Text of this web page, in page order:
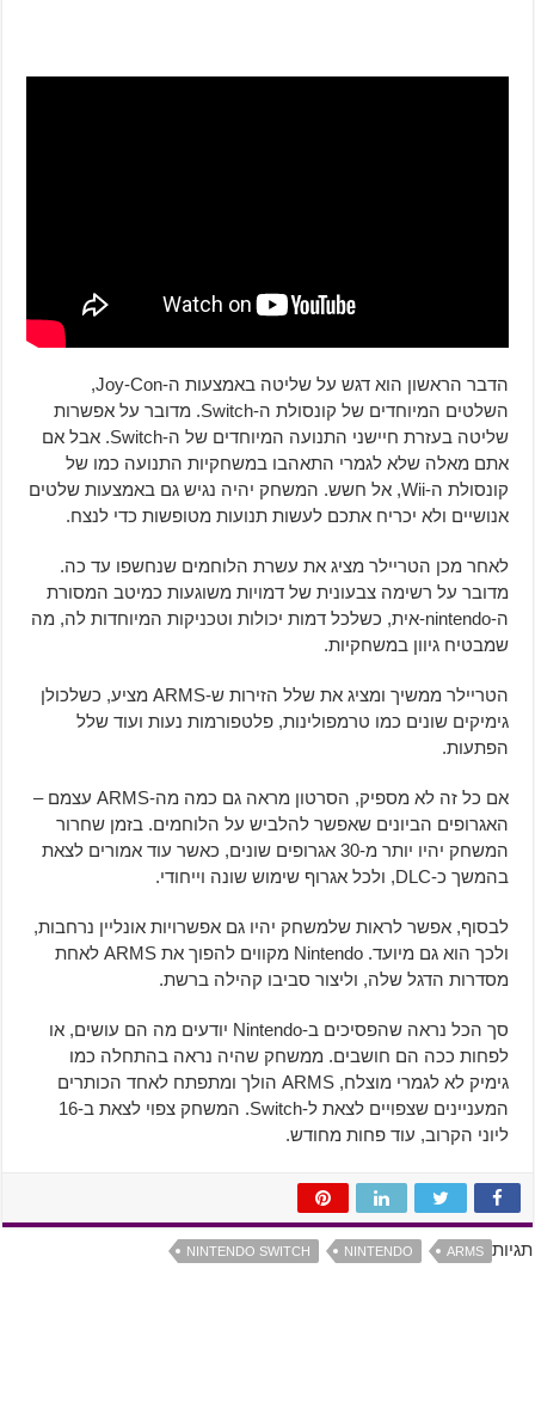
הדבר הראשון הוא דגש על שליטה באמצעות ה-Joy-Con,
השלטים המיוחדים של קונסולת ה-Switch. מדובר על אפשרות
שליטה בעזרת חיישני התנועה המיוחדים של ה-Switch. אבל אם
אתם מאלה שלא לגמרי התאהבו במשחקיות התנועה כמו של
קונסולת ה-Wii, אל חשש. המשחק יהיה נגיש גם באמצעות שלטים
אנושיים ולא יכריח אתכם לעשות תנועות מטופשות כדי לנצח.
לאחר מכן הטריילר מציג את עשרת הלוחמים שנחשפו עד כה.
מדובר על רשימה צבעונית של דמויות משוגעות כמיטב המסורת
ה-nintendo-אית, כשלכל דמות יכולות וטכניקות המיוחדות לה, מה
שמבטיח גיוון במשחקיות.
הטריילר ממשיך ומציג את שלל הזירות ש-ARMS מציע, כשלכולן
גימיקים שונים כמו טרמפולינות, פלטפורמות נעות ועוד שלל
הפתעות.
אם כל זה לא מספיק, הסרטון מראה גם כמה מה-ARMS עצמם –
האגרופים הביונים שאפשר להלביש על הלוחמים. בזמן שחרור
המשחק יהיו יותר מ-30 אגרופים שונים, כאשר עוד אמורים לצאת
בהמשך כ-DLC, ולכל אגרוף שימוש שונה וייחודי.
לבסוף, אפשר לראות שלמשחק יהיו גם אפשרויות אונליין נרחבות,
ולכך הוא גם מיועד. Nintendo מקווים להפוך את ARMS לאחת
מסדרות הדגל שלה, וליצור סביבו קהילה ברשת.
סך הכל נראה שהפסיכים ב-Nintendo יודעים מה הם עושים, או
לפחות ככה הם חושבים. ממשחק שהיה נראה בהתחלה כמו
גימיק לא לגמרי מוצלח, ARMS הולך ומתפתח לאחד הכותרים
המעניינים שצפויים לצאת ל-Switch. המשחק צפוי לצאת ב-16
ליוני הקרוב, עוד פחות מחודש.
תגיות ARMS
NINTENDO
NINTENDO SWITCH